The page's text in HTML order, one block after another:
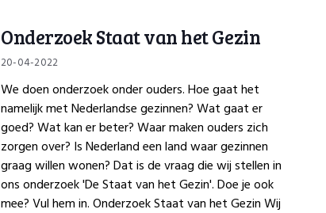
Onderzoek Staat van het Gezin
20-04-2022
We doen onderzoek onder ouders. Hoe gaat het
namelijk met Nederlandse gezinnen? Wat gaat er
goed? Wat kan er beter? Waar maken ouders zich
zorgen over? Is Nederland een land waar gezinnen
graag willen wonen? Dat is de vraag die wij stellen in
ons onderzoek 'De Staat van het Gezin'. Doe je ook
mee? Vul hem in. Onderzoek Staat van het Gezin Wij